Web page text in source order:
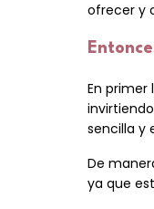
ofrecer y
En
sencilla y
De
ya que